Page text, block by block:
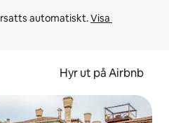
automatiskt. Visa
Hyr ut på Airbnb